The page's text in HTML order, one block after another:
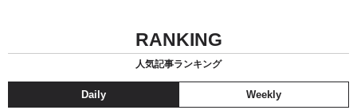
RANKING
人気記事ランキング
Daily Weekly